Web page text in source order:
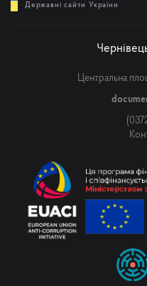
Державні сайти України
Центральна